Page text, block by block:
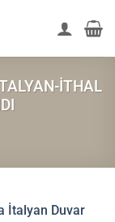
İTHAL